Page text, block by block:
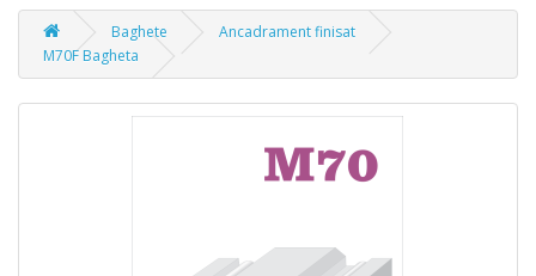
Baghete
Ancadrament finisat
M70F Bagheta